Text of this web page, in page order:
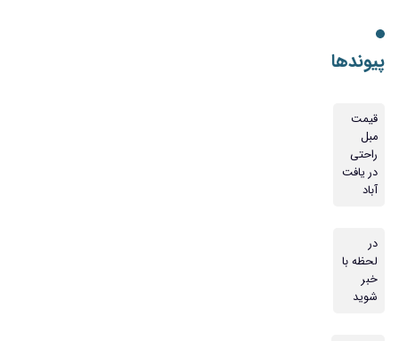
پیوندها
قیمت
مبل
راحتی
در یافت
آباد
در
لحظه با
خبر
شوید